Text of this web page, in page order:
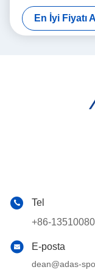
Setleri - %100
Esnek Hızlı
Kısa Kollu Özel
En İyi Fiyatı
Tel
+86-
E-posta
dean@adas-